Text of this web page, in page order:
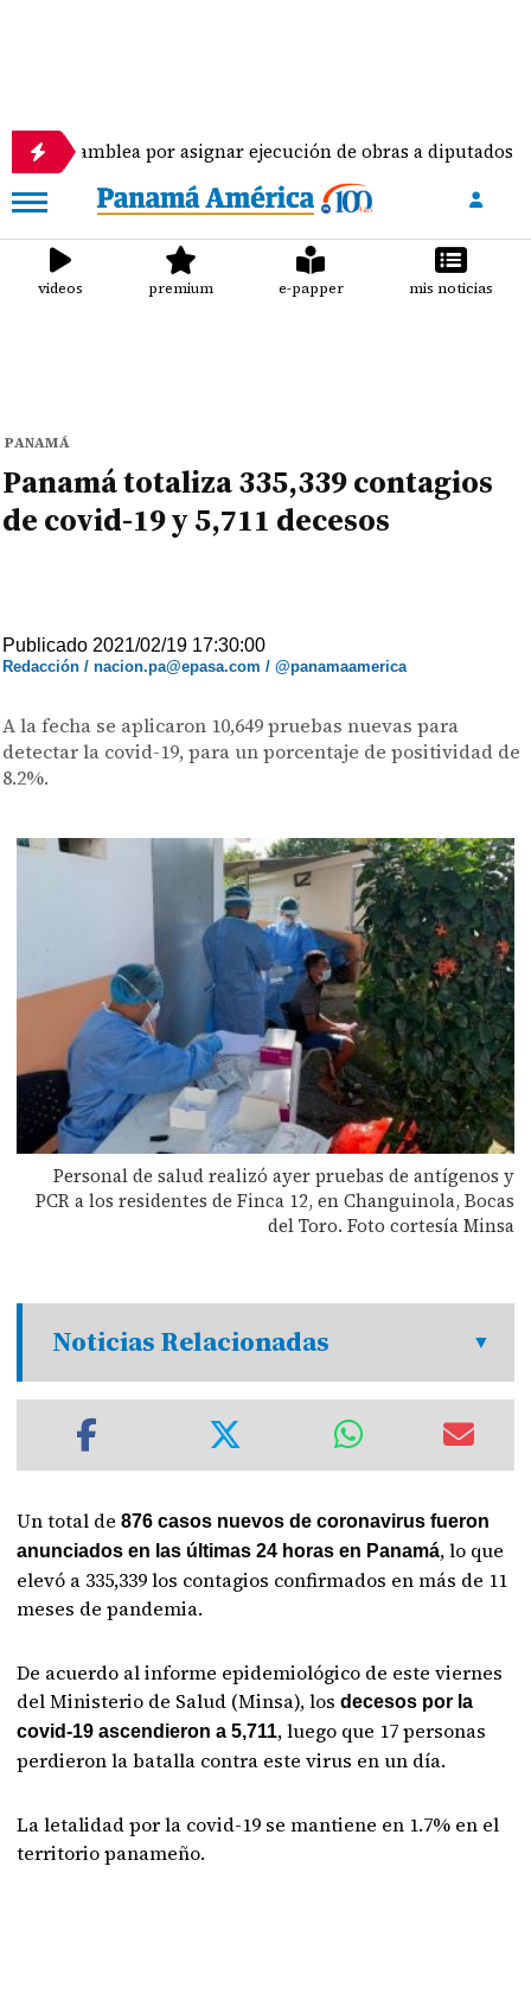
por asignar ejecución de obras a diputados
videos premium e-papper mis noticias
PANAMÁ
Panamá totaliza 335,339 contagios
de covid-19 y 5,711 decesos
Publicado 2021/02/19 17:30:00
Redacción / nacion.pa@epasa.com / @panamaamerica
A la fecha se aplicaron 10,649 pruebas nuevas para
detectar la covid-19, para un porcentaje de positividad de
8.2%.
Personal de salud realizó ayer pruebas de antígenos y
PCR a los residentes de Finca 12, en Changuinola, Bocas
del Toro. Foto cortesía Minsa
Noticias Relacionadas
Un total de 876 casos nuevos de coronavirus fueron
anunciados en las últimas 24 horas en Panamá, lo que
elevó a 335,339 los contagios confirmados en más de 11
meses de pandemia.
De acuerdo al informe epidemiológico de este viernes
del Ministerio de Salud (Minsa), losdecesos por la
covid-19 ascendieron a 5,711, luego que 17 personas
perdieron la batalla contra este virus en un día.
La letalidad por la covid-19 se mantiene en 1.7% en el
territorio panameño.